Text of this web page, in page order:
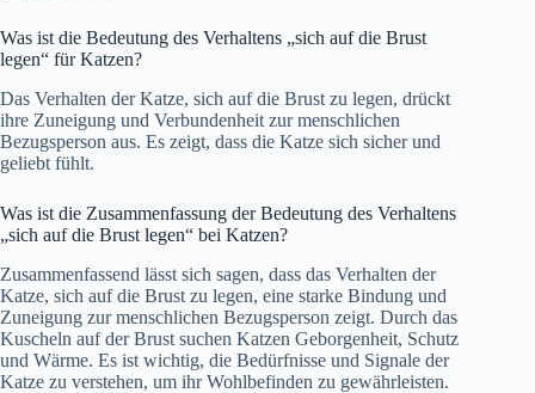
Was ist die Bedeutung des Verhaltens „sich auf die Brust
legen“ für Katzen?
Das Verhalten der Katze, sich auf die Brust zu legen, drückt
ihre Zuneigung und Verbundenheit zur menschlichen
Bezugsperson aus. Es zeigt, dass die Katze sich sicher und
geliebt fühlt.
Was ist die Zusammenfassung der Bedeutung des Verhaltens
„sich auf die Brust legen“ bei Katzen?
Zusammenfassend lässt sich sagen, dass das Verhalten der
Katze, sich auf die Brust zu legen, eine starke Bindung und
Zuneigung zur menschlichen Bezugsperson zeigt. Durch das
Kuscheln auf der Brust suchen Katzen Geborgenheit, Schutz
und Wärme. Es ist wichtig, die Bedürfnisse und Signale der
Katze zu verstehen, um ihr Wohlbefinden zu gewährleisten.